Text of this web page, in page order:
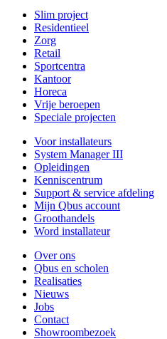
Slim project
Residentieel
Zorg
Retail
Sportcentra
Kantoor
Horeca
Vrije beroepen
Speciale projecten
Voor installateurs
System Manager III
Opleidingen
Kenniscentrum
Support & service afdeling
Mijn Qbus account
Groothandels
Word installateur
Over ons
Qbus en scholen
Realisaties
Nieuws
Jobs
Contact
Showroombezoek